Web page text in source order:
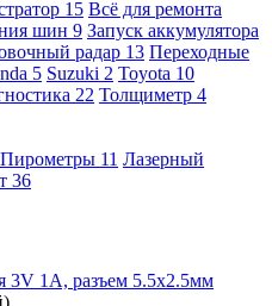
15 Всё для ремонта
шин 9 Запуск аккумулятора
радар 13 Переходные
5 Suzuki 2 Toyota 10
22 Толщиметр 4
11 Лазерный
36
3V 1A, разъем 5.5х2.5мм